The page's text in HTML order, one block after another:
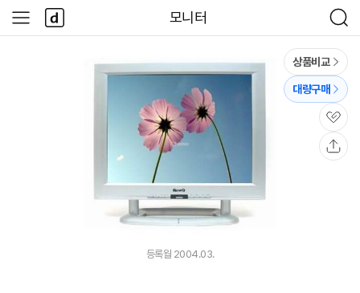
모니터
검
색
사
이
다
나
와
상품비교
대량구매
관
심
등록월 2004.03.